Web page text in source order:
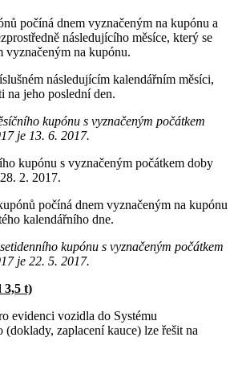
počíná dnem vyznačeným na kupónu a
následujícího měsíce, který se
vyznačeným na kupónu.
následujícím kalendářním měsíci,
na jeho poslední den.
kupónu s vyznačeným počátkem
je 13. 6. 2017.
kupónu s vyznačeným počátkem doby
2. 2017.
počíná dnem vyznačeným na kupónu
kalendářního dne.
kupónu s vyznačeným počátkem
je 22. 5. 2017.
3,5 t)
evidenci vozidla do Systému
zaplacení kauce) lze řešit na